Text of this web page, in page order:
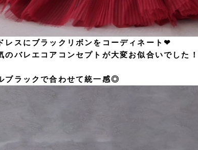
レスにブラックリボンをコーディネート❤︎
のバレエコアコンセプトが大変お似合いでした！
ブラックで合わせて統一感◎